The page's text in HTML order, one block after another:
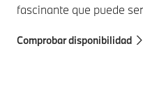
fascinante que puede
Comprobar disponibilidad